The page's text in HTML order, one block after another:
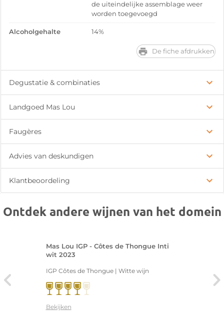
de uiteindelijke assemblage weer
worden toegevoegd
Alcoholgehalte 14%
De fiche afdrukken
Degustatie & combinaties
Landgoed Mas Lou
Faugères
Advies van deskundigen
Klantbeoordeling
Ontdek andere wijnen van het domein
Mas Lou IGP - Côtes de Thongue Inti
wit 2023
IGP Côtes de Thongue | Witte wijn
Bekijken